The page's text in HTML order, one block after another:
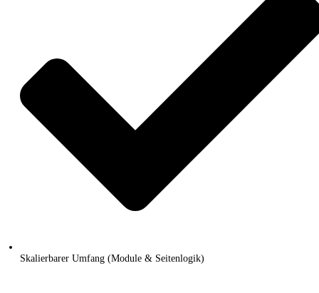
Skalierbarer Umfang (Module & Seitenlogik)